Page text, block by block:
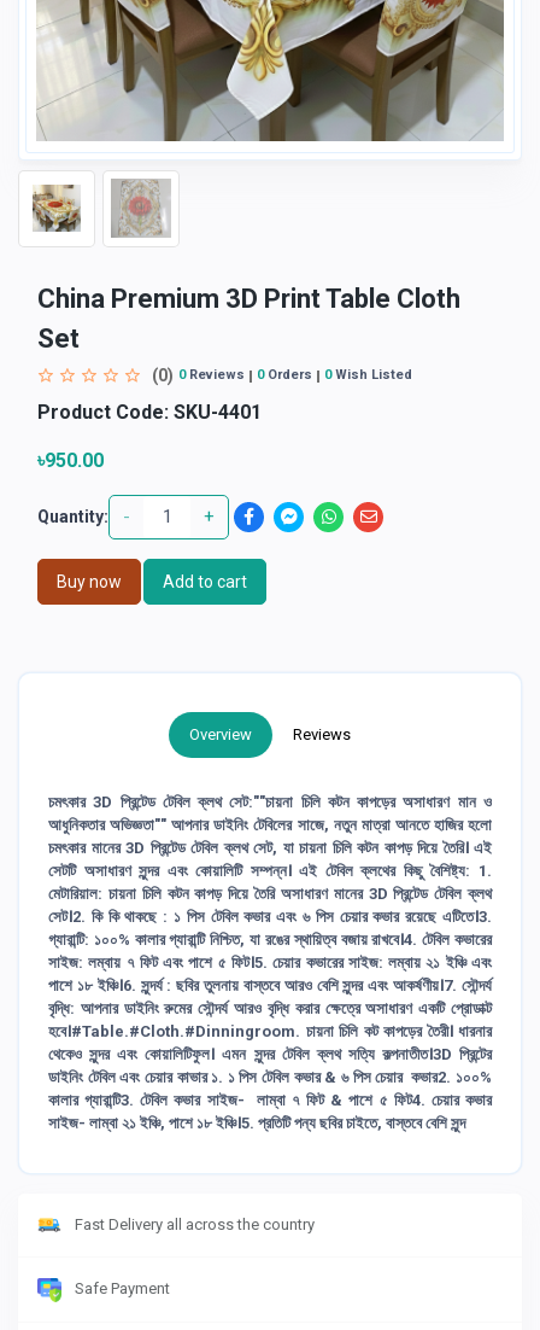
China Premium 3D Print Table Cloth
Set
(0) 0Reviews 0Orders 0Wish Listed
Product Code: SKU-4401
৳950.00
Quantity: - +
Buy now Add to cart
Overview Reviews
চমৎকার 3D প্রিন্টেড টেবিল ক্লথ সেট:""চায়না চিলি কটন কাপড়ের অসাধারণ মান ও
আধুনিকতার অভিজ্ঞতা"" আপনার ডাইনিং টেবিলের সাজে, নতুন মাত্রা আনতে হাজির হলো
চমৎকার মানের 3D প্রিন্টেড টেবিল ক্লথ সেট, যা চায়না চিলি কটন কাপড় দিয়ে তৈরি। এই
সেটটি অসাধারণ সুন্দর এবং কোয়ালিটি সম্পন্ন। এই টেবিল ক্লথের কিছু বৈশিষ্ট্য: 1.
মেটারিয়াল: চায়না চিলি কটন কাপড় দিয়ে তৈরি অসাধারণ মানের 3D প্রিন্টেড টেবিল ক্লথ
সেট।2. কি কি থাকছে : ১ পিস টেবিল কভার এবং ৬ পিস চেয়ার কভার রয়েছে এটিতে।3.
গ্যারান্টি: ১০০% কালার গ্যারান্টি নিশ্চিত, যা রঙের স্থায়িত্ব বজায় রাখবে।4. টেবিল কভারের
সাইজ: লম্বায় ৭ ফিট এবং পাশে ৫ ফিট।5. চেয়ার কভারের সাইজ: লম্বায় ২১ ইঞ্চি এবং
পাশে ১৮ ইঞ্চি।6. সুন্দর্য : ছবির তুলনায় বাস্তবে আরও বেশি সুন্দর এবং আকর্ষণীয়।7. সৌন্দর্য
বৃদ্ধি: আপনার ডাইনিং রুমের সৌন্দর্য আরও বৃদ্ধি করার ক্ষেত্রে অসাধারণ একটি প্রোডাক্ট
হবে।#Table.#Cloth.#Dinningroom. চায়না চিলি কট কাপড়ের তৈরী। ধারনার
থেকেও সুন্দর এবং কোয়ালিটিফুল। এমন সুন্দর টেবিল ক্লথ সত্যি কল্পনাতীত।3D প্রিন্টের
ডাইনিং টেবিল এবং চেয়ার কাভার ১. ১ পিস টেবিল কভার & ৬ পিস চেয়ার কভার2. ১০০%
কালার গ্যারান্টি3. টেবিল কভার সাইজ- লাম্বা ৭ ফিট & পাশে ৫ ফিট4. চেয়ার কভার
সাইজ- লাম্বা ২১ ইঞ্চি, পাশে ১৮ ইঞ্চি।5. প্রতিটি পন্য ছবির চাইতে, বাস্তবে বেশি সুন্দ
Fast Delivery all across the country
Safe Payment